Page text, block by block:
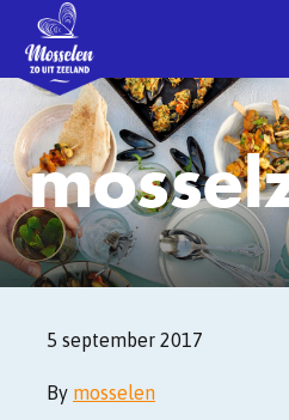
5 september 2017
By mosselen